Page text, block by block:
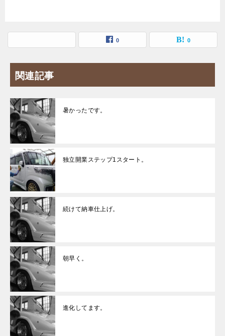
0 0
関連記事
暑かったです。
独立開業ステップ1スタート。
続けて納車仕上げ。
朝早く。
進化してます。